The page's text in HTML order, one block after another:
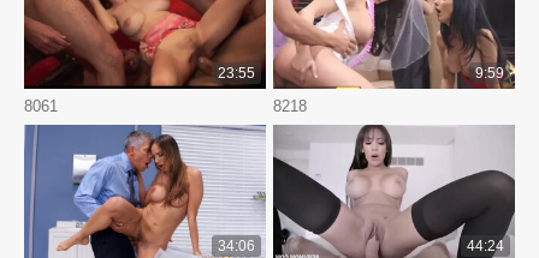
8061
23:55
8218
9:59
34:06 44:24